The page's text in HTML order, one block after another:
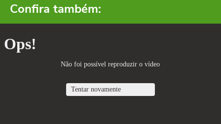
Confira também: